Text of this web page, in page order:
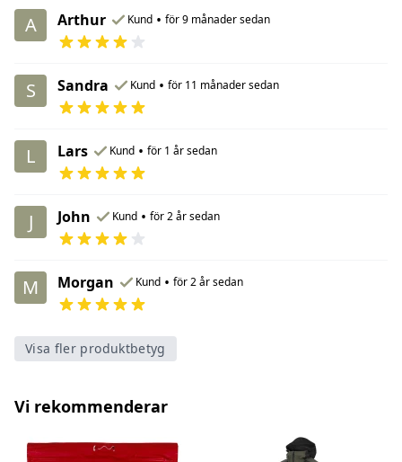
A Arthur Kund • för 9 månader sedan
S Sandra Kund • för 11 månader sedan
L Lars Kund • för 1 år sedan
J John Kund • för 2 år sedan
M Morgan Kund • för 2 år sedan
Visa fler produktbetyg
Vi rekommenderar